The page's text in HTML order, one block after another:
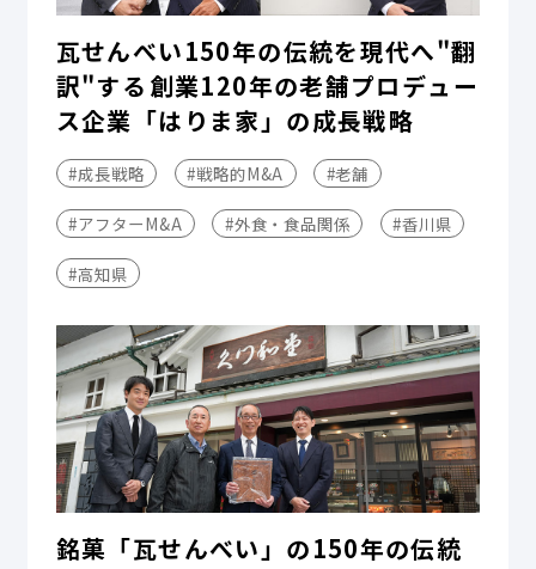
瓦せんべい150年の伝統を現代へ"翻
訳"する――創業120年の老舗プロデュー
ス企業「はりま家」の成長戦略
#成長戦略 #戦略的M&A #老舗
#アフターM&A #外食・食品関係 #香川県
#高知県
銘菓「瓦せんべい」の150年の伝統